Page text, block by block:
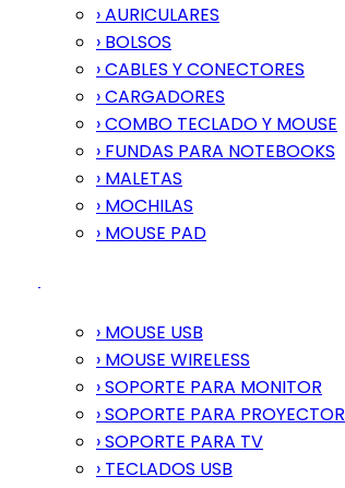
› AURICULARES
› BOLSOS
› CABLES Y CONECTORES
› CARGADORES
› COMBO TECLADO Y MOUSE
› FUNDAS PARA NOTEBOOKS
› MALETAS
› MOCHILAS
› MOUSE PAD
› MOUSE USB
› MOUSE WIRELESS
› SOPORTE PARA MONITOR
› SOPORTE PARA PROYECTOR
› SOPORTE PARA TV
› TECLADOS USB